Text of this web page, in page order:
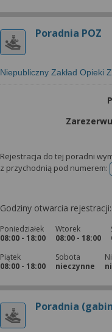
Poradnia POZ
Niepubliczny Zakład Opieki
Rejestracja do tej poradni
z przychodnią pod numerem:
Godziny otwarcia rejestracji:
Poniedziałek
08:00 - 18:00
Wtorek
08:00 - 18:00
Piątek
08:00 - 18:00
Sobota
nieczynne
Poradnia